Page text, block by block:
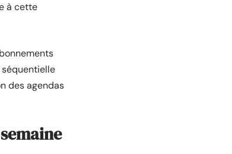
à cette
des agendas